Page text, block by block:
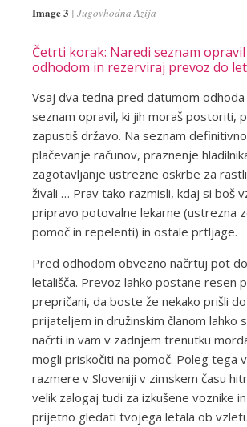
Image 3 Jugovhodna Azija
Četrti korak: Naredi seznam
odhodom in rezerviraj prevoz do
Vsaj dva tedna pred datumom
seznam opravil, ki jih moraš postoriti,
zapustiš državo. Na seznam
plačevanje računov, praznenje
zagotavljanje ustrezne oskrbe za
živali … Prav tako razmisli, kdaj si boš
pripravo potovalne lekarne (ustrezna
pomoč in repelenti) in ostale prtljage.
Pred odhodom obvezno načrtuj pot
letališča. Prevoz lahko postane resen
prepričani, da boste že nekako prišli
prijateljem in družinskim članom lahko
načrti in vam v zadnjem trenutku
mogli priskočiti na pomoč. Poleg tega
razmere v Sloveniji v zimskem času
velik zalogaj tudi za izkušene voznike
prijetno gledati tvojega letala ob